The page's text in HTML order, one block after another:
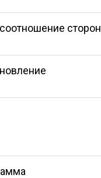
сторон